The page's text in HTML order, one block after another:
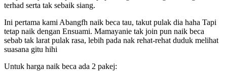
terhad serta tak sebaik siang.
Ini pertama kami Abangfh naik beca tau, takut pulak dia haha Tapi
tetap naik dengan Ensuami. Mamayanie tak join pun naik beca
sebab tak larat pulak rasa, lebih pada nak rehat-rehat duduk melihat
suasana gitu hihi
Untuk harga naik beca ada 2 pakej: